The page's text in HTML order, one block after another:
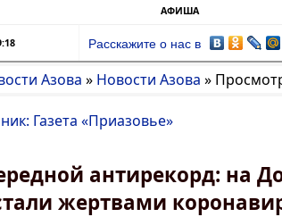
АФИША
Расскажите о нас в
Азова » Новости Азова »
Газета «Приазовье»
антирекорд: на
жертвами